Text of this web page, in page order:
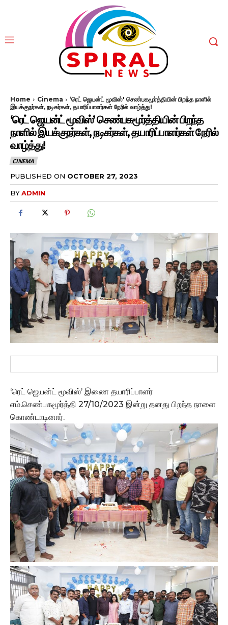
Home Cinema
‘ரெட் ஜெயன்ட் மூவிஸ்' செண்பகமூர்த்தியின் பிறந்த நாளில்
இயக்குநர்கள், நடிகர்கள், தயாரிப்பாளர்கள் நேரில் வாழ்த்து!
‘ரெட் ஜெயன்ட் மூவிஸ்’ செண்பகமூர்த்தியின் பிறந்த
நாளில் இயக்குநர்கள், நடிகர்கள், தயாரிப்பாளர்கள் நேரில்
வாழ்த்து!
CINEMA
PUBLISHED ON OCTOBER 27, 2023
BYADMIN
‘ரெட் ஜெயன்ட் மூவிஸ்’ இணை தயாரிப்பாளர்
எம்.செண்பகமூர்த்தி 27/10/2023 இன்று தனது பிறந்த நாளை
கொண்டாடினார்.